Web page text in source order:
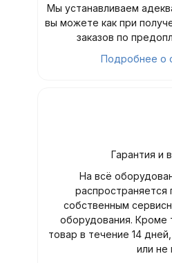
Мы устанавливаем
вы можете как при
заказов по
Подробнее о
Гарантия и
На всё
собственным
оборудования. Кроме
товар в течение 14
или не